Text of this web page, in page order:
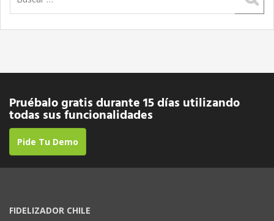
Pruébalo gratis durante 15 días utilizando
todas sus funcionalidades
Pide Tu Demo
FIDELIZADOR CHILE